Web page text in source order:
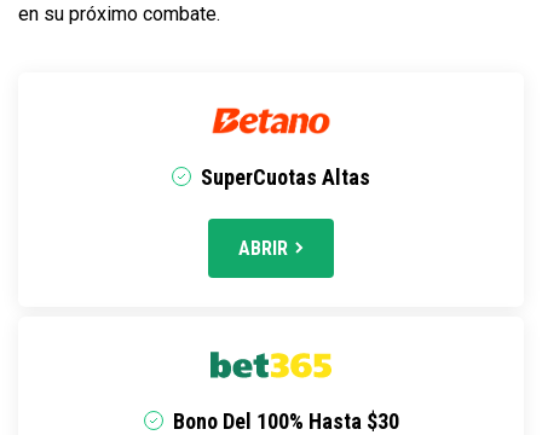
en su próximo combate.
SuperCuotas Altas
ABRIR
Bono Del 100% Hasta $30